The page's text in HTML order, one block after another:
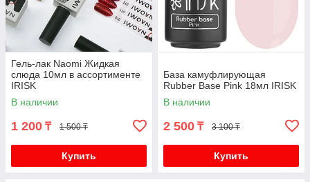
Гель-лак Naomi Жидкая
слюда 10мл в ассортименте
IRISK
В наличии
1 200 ₸ 1 500 ₸
Купить
База камуфлирующая
Rubber Base Pink 18мл IRISK
В наличии
2 500 ₸ 3 100 ₸
Купить